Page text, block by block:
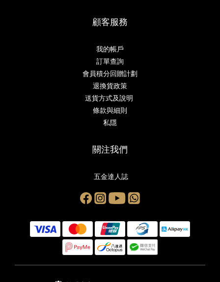
顧客服務
我的帳戶
訂單查詢
會員積分回贈計劃
退換貨政策
送貨方式及說明
條款與細則
私隱
關注我們
五金達人誌